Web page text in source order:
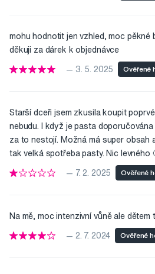
mohu hodnotit jen vzhled, moc pěkné
děkuji za dárek k objednávce
— 3. 5. 2025 Ověřené
Starší dceři jsem zkusila koupit
nebudu. I když je pasta doporučována
za to nestojí. Možná má super obsah
tak velká spotřeba pasty. Nic levného
— 7. 2. 2025 Ověřené
Na mě, moc intenzivní vůně ale dětem
— 2. 7. 2024 Ověřené